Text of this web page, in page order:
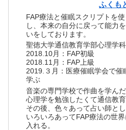
ふくも
FAP療法と催眠スクリプトを
し、本来の自分に戻って能力
いをしております。
聖徳大学通信教育学部心理学
2018.10月：FAP初級
2018.11月：FAP上級
2019.３月：医療催眠学会で催
学ぶ
音楽の専門学校で作曲を学ん
心理学を勉強したくて通信教育
その後、色々あって占い師と
いろいろあってFAP療法の世
入れる。